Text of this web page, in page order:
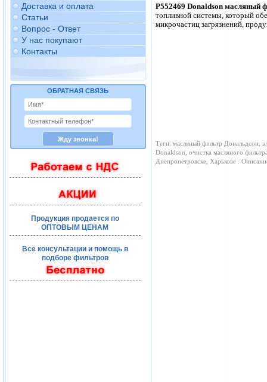
Доставка и оплата
Статьи
Вопрос - Ответ
У нас покупают
Контакты
ОБРАТНАЯ СВЯЗЬ
Продукция продается по
ОПТОВЫМ ЦЕНАМ
Все консультации и помощь в
подборе фильтров
P552469 Donaldson масляный
топливной системы, который
микрочастиц загрязнений,
Теги: масляный фильтр Дональдсон,
Donaldson, очистка масляного
Днепропетровске, Харькове .